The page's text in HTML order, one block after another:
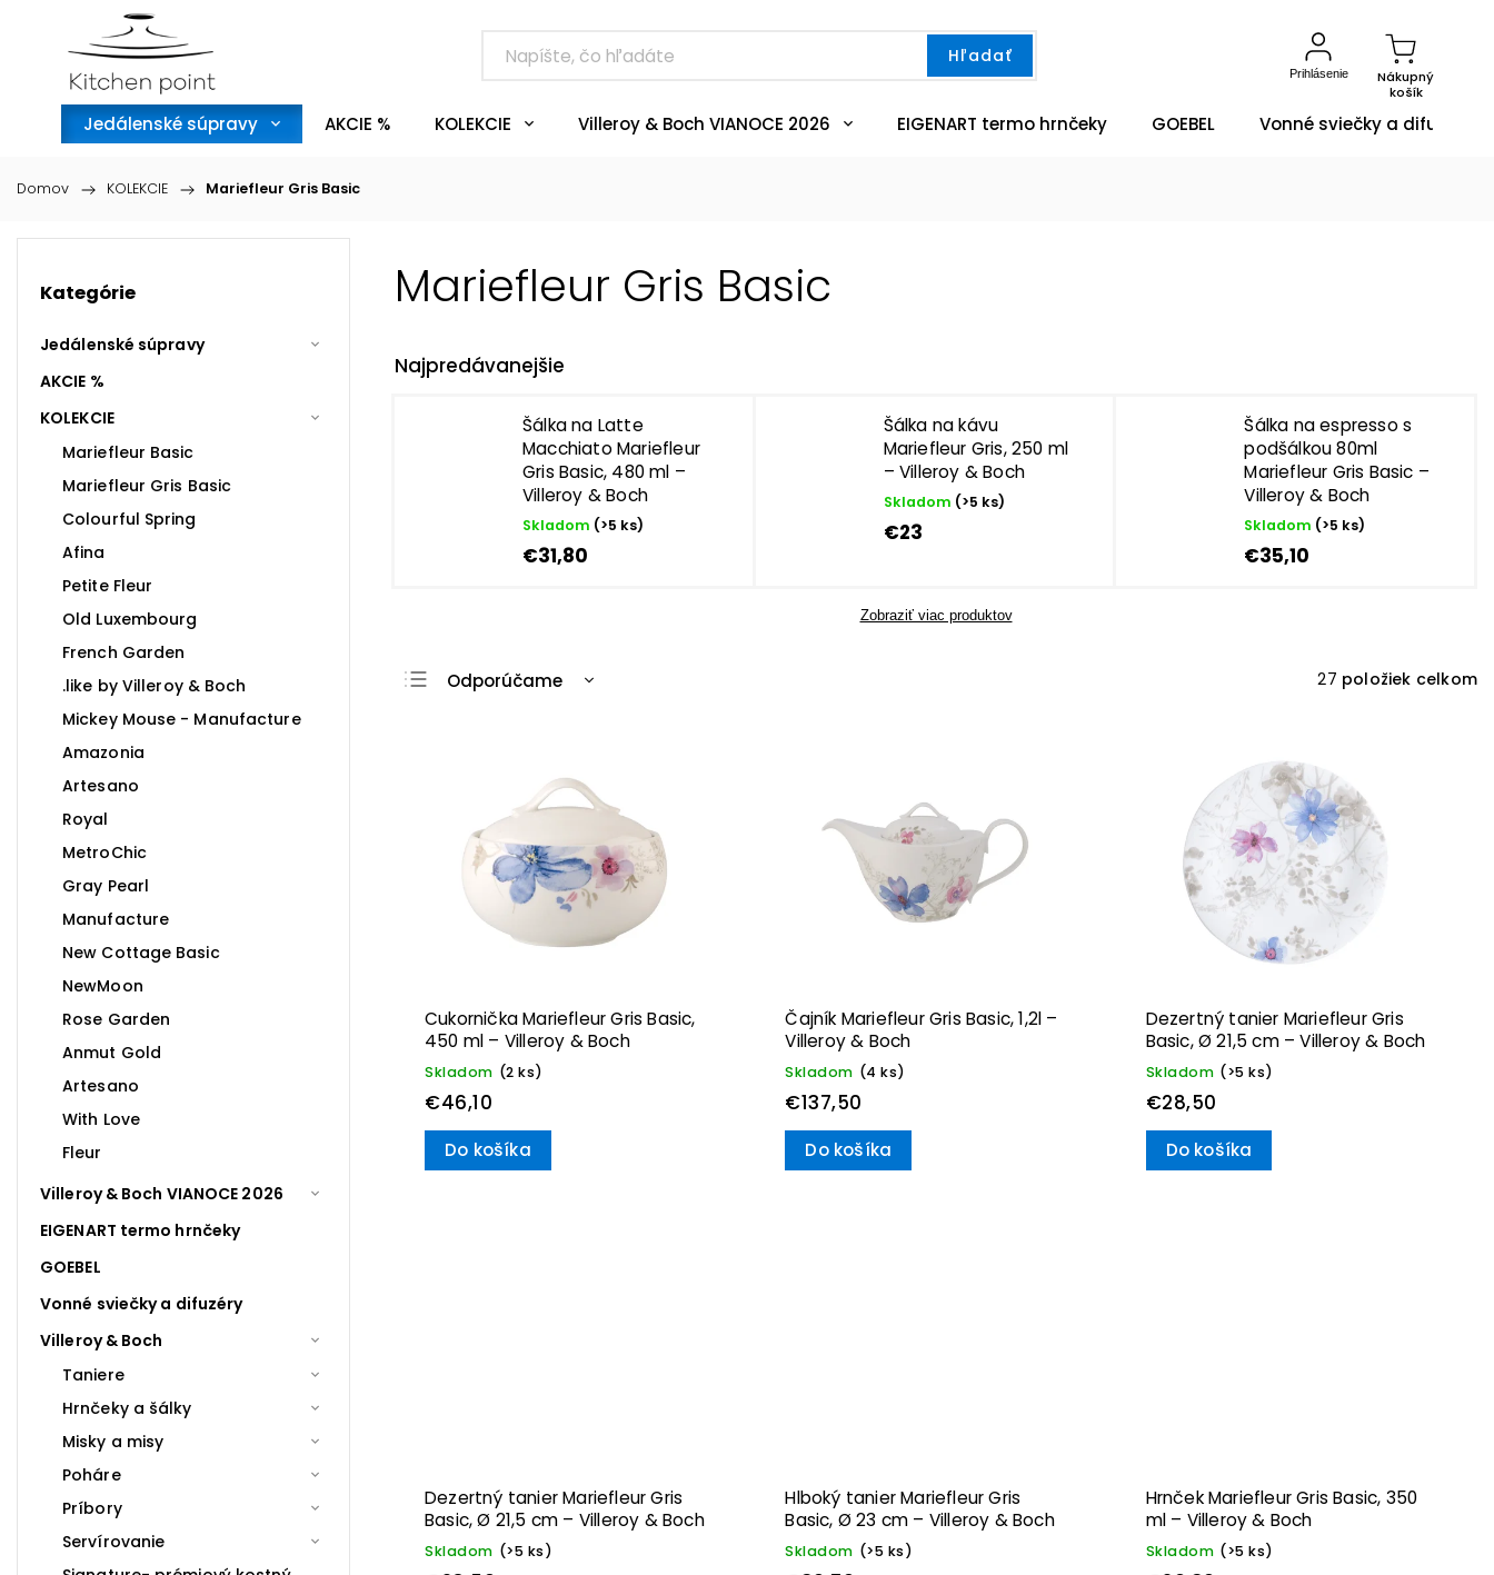
Hľadať
Nákupný
košík
Prihlásenie
Jedálenské súpravy AKCIE % KOLEKCIE Villeroy & Boch VIANOCE 2026 EIGENART termo hrnčeky GOEBEL Vonné sviečky a difuzéry
Domov / KOLEKCIE / Mariefleur Gris Basic
Kategórie
Jedálenské súpravy
AKCIE %
KOLEKCIE
Mariefleur Basic
Mariefleur Gris Basic
Colourful Spring
Afina
Petite Fleur
Old Luxembourg
French Garden
.like by Villeroy & Boch
Mickey Mouse - Manufacture
Amazonia
Artesano
Royal
MetroChic
Gray Pearl
Manufacture
New Cottage Basic
NewMoon
Rose Garden
Anmut Gold
Artesano
With Love
Fleur
Villeroy & Boch VIANOCE 2026
EIGENART termo hrnčeky
GOEBEL
Vonné sviečky a difuzéry
Villeroy & Boch
Taniere
Hrnčeky a šálky
Misky a misy
Poháre
Príbory
Servírovanie
Mariefleur Gris Basic
Najpredávanejšie
Šálka na Latte
Macchiato Mariefleur
Gris Basic, 480 ml –
Villeroy & Boch
Skladom (>5 ks)
€31,80
Šálka na kávu
Mariefleur Gris, 250 ml
– Villeroy & Boch
Skladom (>5 ks)
€23
Šálka na espresso s
podšálkou 80ml
Mariefleur Gris Basic –
Villeroy & Boch
Skladom (>5 ks)
€35,10
Zobraziť viac produktov
Odporúčame
Najpredávanejšie
Abecedne
27 položiek celkom
Cukornička Mariefleur Gris Basic,
450 ml – Villeroy & Boch
Skladom (2 ks)
€46,10
Do košíka
Čajník Mariefleur Gris Basic, 1,2l –
Villeroy & Boch
Skladom (4 ks)
€137,50
Do košíka
Dezertný tanier Mariefleur Gris
Basic, Ø 21,5 cm – Villeroy & Boch
Skladom (>5 ks)
€28,50
Do košíka
Dezertný tanier Mariefleur Gris
Basic, Ø 21,5 cm – Villeroy & Boch
Skladom (>5 ks)
Hlboký tanier Mariefleur Gris
Basic, Ø 23 cm – Villeroy & Boch
Skladom (>5 ks)
Hrnček Mariefleur Gris Basic, 350
ml – Villeroy & Boch
Skladom (>5 ks)